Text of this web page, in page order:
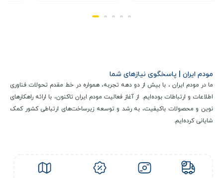
مودم ایران | پاسخگوی نیازهای شما
ما در مودم ایران ، با بیش از دو دهه تجربه، همواره در خط مقدم تحولات فناوری
اطلاعات و ارتباطات بوده‌ایم. از آغاز فعالیت مودم ایران تاکنون، با ارائه راهکارهای
نوین و محصولات باکیفیت، به رشد و توسعه زیرساخت‌های ارتباطی کشور کمک
شایانی کرده‌ایم.